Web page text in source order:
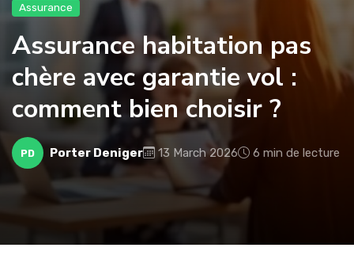
Assurance
Assurance habitation pas
chère avec garantie vol :
comment bien choisir ?
PD Porter Deniger 13 March 2026 6 min de lecture